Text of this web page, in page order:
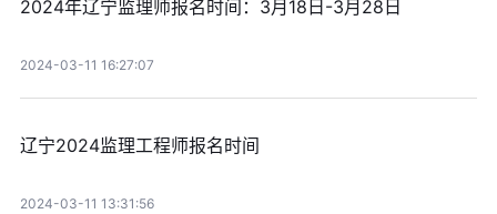
2024年辽宁监理师报名时间：3月18日-3月28日
2024-03-11 16:27:07
辽宁2024监理工程师报名时间
2024-03-11 13:31:56